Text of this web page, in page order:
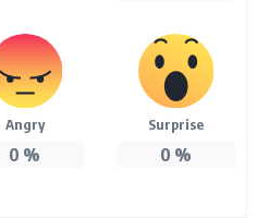
Angry
0 %
Surprise
0 %